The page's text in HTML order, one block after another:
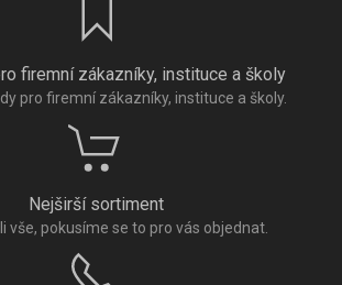
firemní zákazníky, instituce a školy
pro firemní zákazníky, instituce a školy.
Nejširší sortiment
vše, pokusíme se to pro vás objednat.